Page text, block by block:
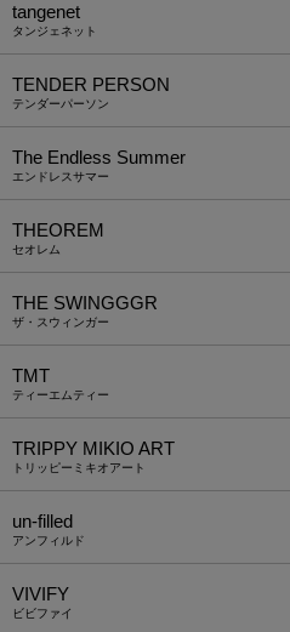
tangenet
タンジェネット
TENDER PERSON
テンダーパーソン
The Endless Summer
エンドレスサマー
THEOREM
セオレム
THE SWINGGGR
ザ・スウィンガー
TMT
ティーエムティー
TRIPPY MIKIO ART
トリッピーミキオアート
un-filled
アンフィルド
VIVIFY
ビビファイ